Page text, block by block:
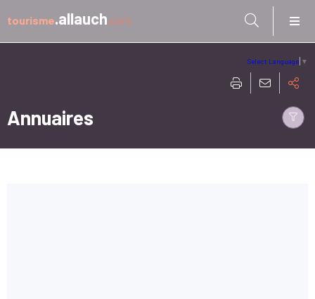
tourisme.allauch .com
Select Language ▼
Annuaires